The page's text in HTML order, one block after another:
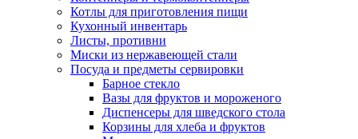
Котлы для приготовления пищи
Кухонный инвентарь
Листы, противни
Миски из нержавеющей стали
Посуда и предметы сервировки
Барное стекло
Вазы для фруктов и мороженого
Диспенсеры для шведского стола
Корзины для хлеба и фруктов